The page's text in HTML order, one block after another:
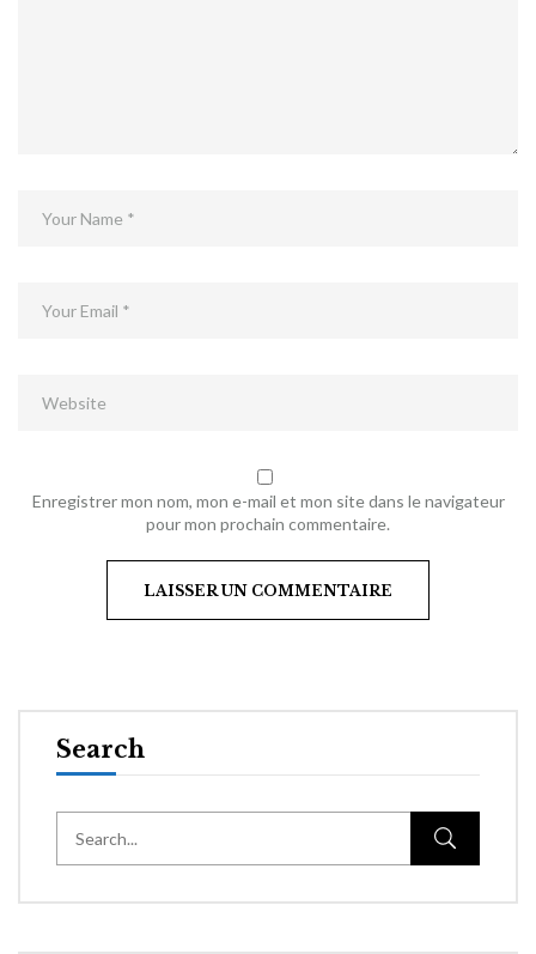
Search
Enregistrer mon nom, mon e-mail et mon site dans le navigateur
pour mon prochain commentaire.